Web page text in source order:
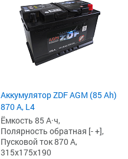
Аккумулятор ZDF AGM (85 Ah)
870 А, L4
Ёмкость 85 А·ч,
Полярность обратная [- +],
Пусковой ток 870 А,
315x175x190